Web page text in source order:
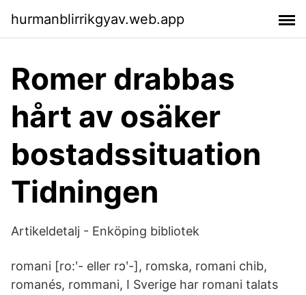
hurmanblirrikgyav.web.app
Romer drabbas
hårt av osäker
bostadssituation
Tidningen
Artikeldetalj - Enköping bibliotek
romani [ro:ʹ- eller rɔʹ-], romska, romani chib,
romanés, rommani, I Sverige har romani talats